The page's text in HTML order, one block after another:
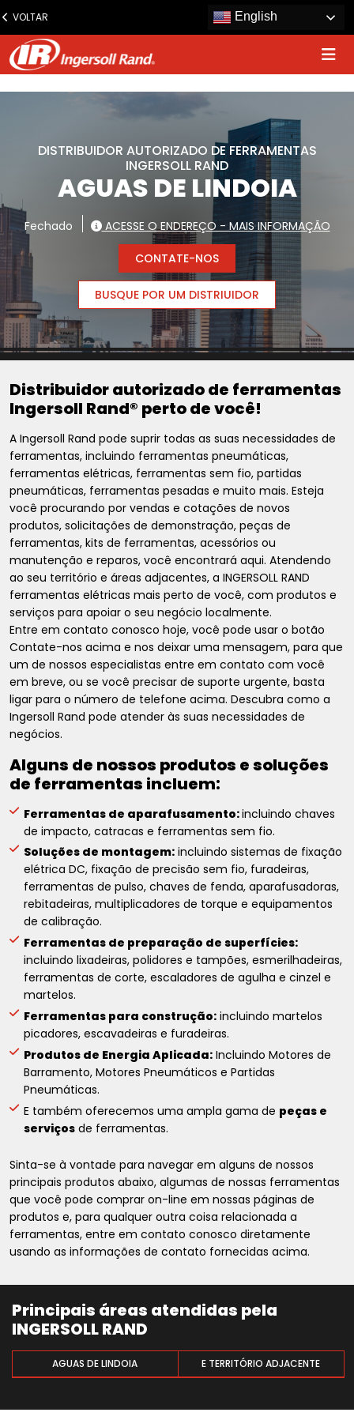
www.ingersollrand.com
Jump
content
VOLTAR English
DISTRIBUIDOR AUTORIZADO DE FERRAMENTAS
INGERSOLL RAND
AGUAS DE LINDOIA
Fechado ACESSE O ENDEREÇO - MAIS INFORMAÇÃO
CONTATE-NOS
BUSQUE POR UM DISTRIUIDOR
Distribuidor autorizado de ferramentas
Ingersoll Rand® perto de você!
A Ingersoll Rand pode suprir todas as suas necessidades de
ferramentas, incluindo ferramentas pneumáticas,
ferramentas elétricas, ferramentas sem fio, partidas
pneumáticas, ferramentas pesadas e muito mais. Esteja
você procurando por vendas e cotações de novos
produtos, solicitações de demonstração, peças de
ferramentas, kits de ferramentas, acessórios ou
manutenção e reparos, você encontrará aqui. Atendendo
ao seu território e áreas adjacentes, a INGERSOLL RAND
ferramentas elétricas mais perto de você, com produtos e
serviços para apoiar o seu negócio localmente.
Entre em contato conosco hoje, você pode usar o botão
Contate-nos acima e nos deixar uma mensagem, para que
um de nossos especialistas entre em contato com você
em breve, ou se você precisar de suporte urgente, basta
ligar para o número de telefone acima. Descubra como a
Ingersoll Rand pode atender às suas necessidades de
negócios.
Alguns de nossos produtos e soluções
de ferramentas incluem:
Ferramentas de aparafusamento:incluindo chaves
de impacto, catracas e ferramentas sem fio.
Soluções de montagem: incluindo sistemas de fixação
elétrica DC, fixação de precisão sem fio, furadeiras,
ferramentas de pulso, chaves de fenda, aparafusadoras,
rebitadeiras, multiplicadores de torque e equipamentos
de calibração.
Ferramentas de preparação de superfícies:
incluindo lixadeiras, polidores e tampões, esmerilhadeiras,
ferramentas de corte, escaladores de agulha e cinzel e
martelos.
Ferramentas para construção: incluindo martelos
picadores, escavadeiras e furadeiras.
Produtos de Energia Aplicada: Incluindo Motores de
Barramento, Motores Pneumáticos e Partidas
Pneumáticas.
E também oferecemos uma ampla gama de peças e
serviços de ferramentas.
Sinta-se à vontade para navegar em alguns de nossos
principais produtos abaixo, algumas de nossas ferramentas
que você pode comprar on-line em nossas páginas de
produtos e, para qualquer outra coisa relacionada a
ferramentas, entre em contato conosco diretamente
usando as informações de contato fornecidas acima.
Principais áreas atendidas pela
INGERSOLL RAND
AGUAS DE LINDOIA E TERRITÓRIO ADJACENTE